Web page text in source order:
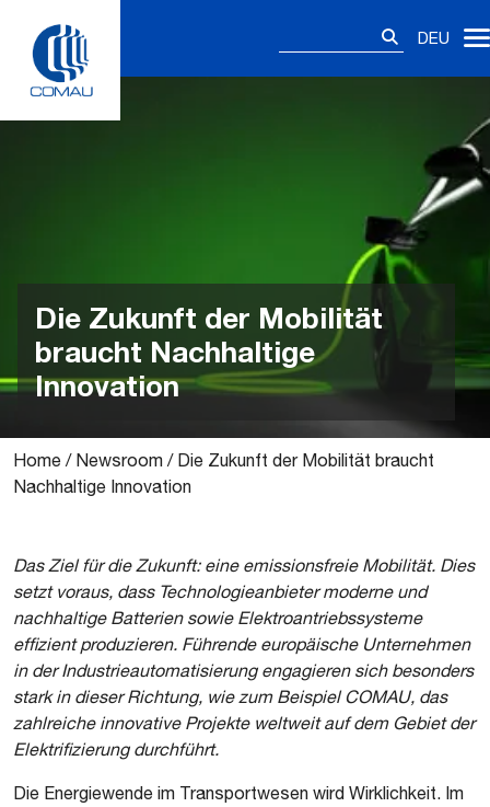
content
DEU
Die Zukunft der Mobilität
braucht Nachhaltige
Innovation
Home / Newsroom / Die Zukunft der Mobilität braucht
Nachhaltige Innovation
Das Ziel für die Zukunft: eine emissionsfreie Mobilität. Dies
setzt voraus, dass Technologieanbieter moderne und
nachhaltige Batterien sowie Elektroantriebssysteme
effizient produzieren. Führende europäische Unternehmen
in der Industrieautomatisierung engagieren sich besonders
stark in dieser Richtung, wie zum Beispiel COMAU, das
zahlreiche innovative Projekte weltweit auf dem Gebiet der
Elektrifizierung durchführt.
Die Energiewende im Transportwesen wird Wirklichkeit. Im